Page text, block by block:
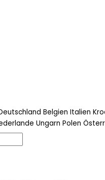
Belgien Italien
Ungarn Polen